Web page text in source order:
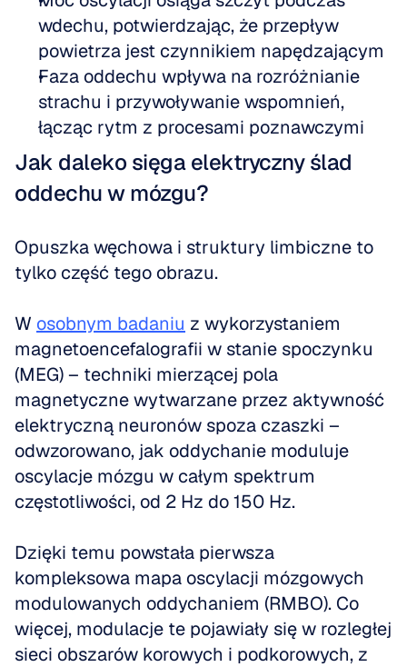
wdechu, potwierdzając, że przepływ
powietrza jest czynnikiem napędzającym
Faza oddechu wpływa na rozróżnianie
strachu i przywoływanie wspomnień,
łącząc rytm z procesami poznawczymi
Jak daleko sięga elektryczny ślad
oddechu w mózgu?
Opuszka węchowa i struktury limbiczne to
tylko część tego obrazu.
W osobnym badaniu z wykorzystaniem
magnetoencefalografii w stanie spoczynku
(MEG) – techniki mierzącej pola
magnetyczne wytwarzane przez aktywność
elektryczną neuronów spoza czaszki –
odwzorowano, jak oddychanie moduluje
oscylacje mózgu w całym spektrum
częstotliwości, od 2 Hz do 150 Hz.
Dzięki temu powstała pierwsza
kompleksowa mapa oscylacji mózgowych
modulowanych oddychaniem (RMBO). Co
więcej, modulacje te pojawiały się w rozległej
sieci obszarów korowych i podkorowych, z